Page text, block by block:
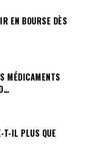
EN BOURSE DÈS
MÉDICAMENTS
T-IL PLUS QUE